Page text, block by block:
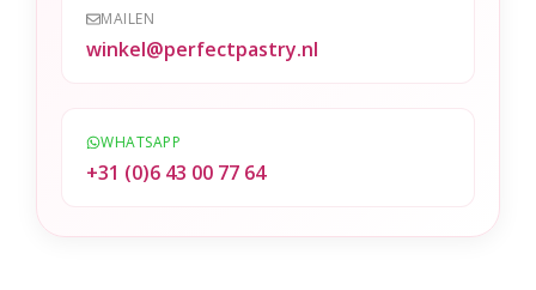
MAILEN
winkel@perfectpastry.nl
WHATSAPP
+31 (0)6 43 00 77 64